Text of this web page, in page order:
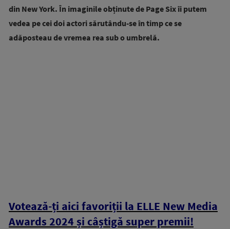
din New York. În imaginile obținute de Page Six îi putem
vedea pe cei doi actori sărutându-se în timp ce se
adăposteau de vremea rea sub o umbrelă.
Votează-ți aici favoriții la ELLE New Media
Awards 2024 și câștigă super premii!